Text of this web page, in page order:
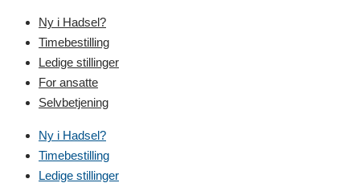
Ny i Hadsel?
Timebestilling
Ledige stillinger
For ansatte
Selvbetjening
Ny i Hadsel?
Timebestilling
Ledige stillinger